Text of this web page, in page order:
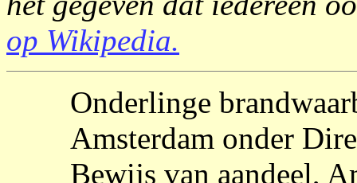
op Wikipedia.
Onderlinge
Amsterdam onder
Bewijs van aandeel,